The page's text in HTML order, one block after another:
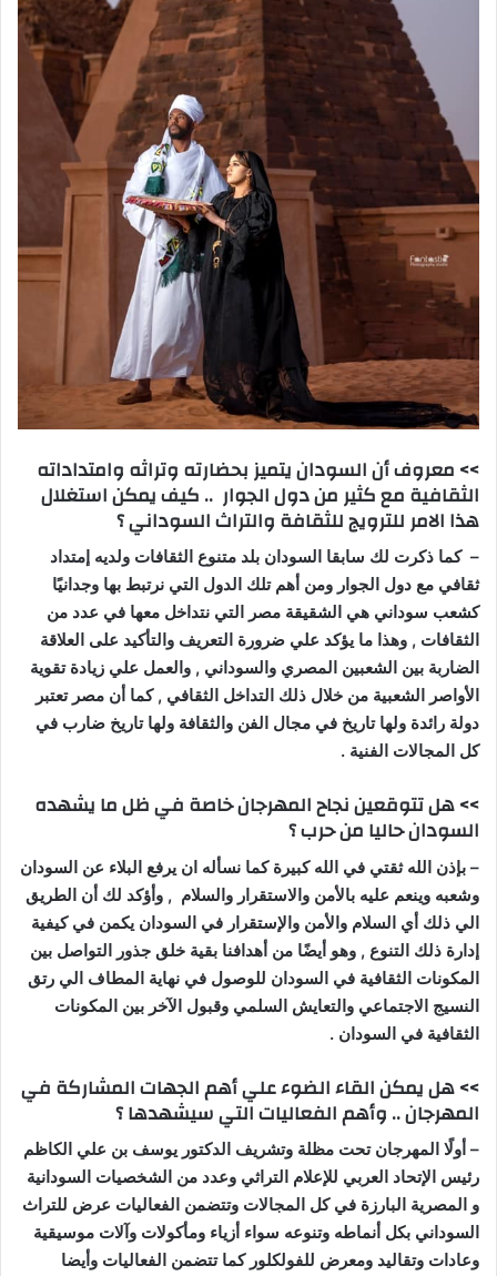
>> معروف أن السودان يتميز بحضارته وتراثه وامتداداته
الثقافية مع كثير من دول الجوار .. كيف يمكن استغلال
هذا الامر للترويج للثقافة والتراث السوداني ؟
– كما ذكرت لك سابقا السودان بلد متنوع الثقافات ولديه إمتداد
ثقافي مع دول الجوار ومن أهم تلك الدول التي نرتبط بها وجدانيًا
كشعب سوداني هي الشقيقة مصر التي نتداخل معها في عدد من
الثقافات , وهذا ما يؤكد علي ضرورة التعريف والتأكيد على العلاقة
الضاربة بين الشعبين المصري والسوداني , والعمل علي زيادة تقوية
الأواصر الشعبية من خلال ذلك التداخل الثقافي , كما أن مصر تعتبر
دولة رائدة ولها تاريخ في مجال الفن والثقافة ولها تاريخ ضارب في
كل المجالات الفنية .
>> هل تتوقعين نجاح المهرجان خاصة في ظل ما يشهده
السودان حاليا من حرب ؟
– بإذن الله ثقتي في الله كبيرة كما نسأله ان يرفع البلاء عن السودان
وشعبه وينعم عليه بالأمن والاستقرار والسلام , وأؤكد لك أن الطريق
الي ذلك أي السلام والأمن والإستقرار في السودان يكمن في كيفية
إدارة ذلك التنوع , وهو أيضًا من أهدافنا بقية خلق جذور التواصل بين
المكونات الثقافية في السودان للوصول في نهاية المطاف الي رتق
النسيج الاجتماعي والتعايش السلمي وقبول الآخر بين المكونات
الثقافية في السودان .
>> هل يمكن القاء الضوء علي أهم الجهات المشاركة في
المهرجان .. وأهم الفعاليات التي سيشهدها ؟
– أولًا المهرجان تحت مظلة وتشريف الدكتور يوسف بن علي الكاظم
رئيس الإتحاد العربي للإعلام التراثي وعدد من الشخصيات السودانية
و المصرية البارزة في كل المجالات وتتضمن الفعاليات عرض للتراث
السوداني بكل أنماطه وتنوعه سواء أزياء ومأكولات وآلات موسيقية
وعادات وتقاليد ومعرض للفولكلور كما تتضمن الفعاليات وأيضا